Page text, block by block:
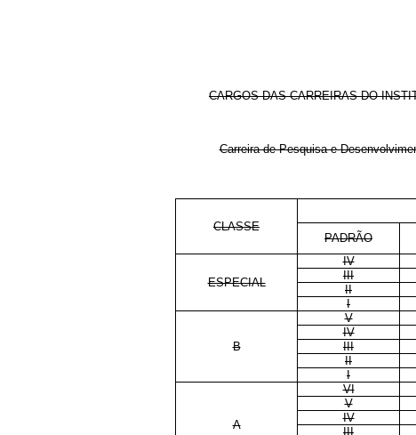
CARGOS DAS CARREIRAS DO
Carreira de Pesquisa e
CLASSE
PADRÃO
ESPECIAL
IV
III
II
I
B
V
IV
III
II
I
A
VI
V
IV
III